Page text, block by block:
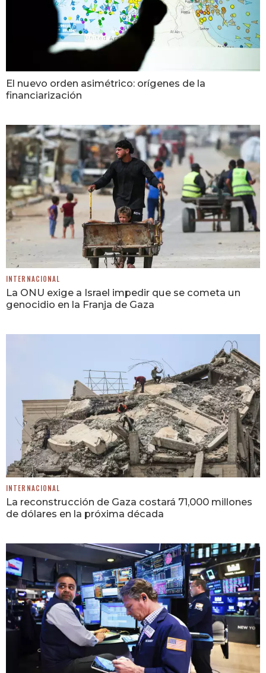
El nuevo orden asimétrico: orígenes de la
financiarización
INTERNACIONAL
La ONU exige a Israel impedir que se cometa un
genocidio en la Franja de Gaza
INTERNACIONAL
La reconstrucción de Gaza costará 71,000 millones
de dólares en la próxima década